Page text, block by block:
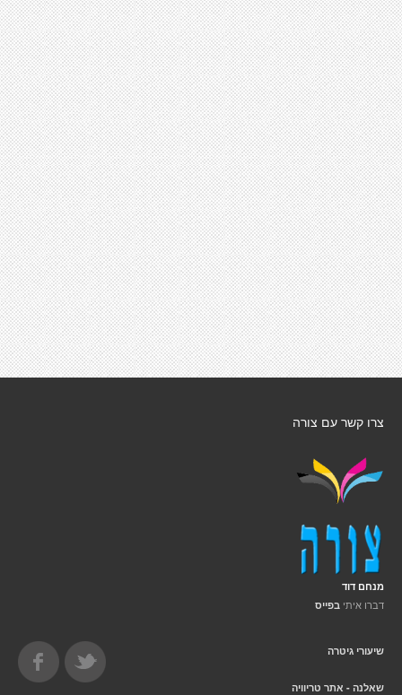
צרו קשר עם צורה
מנחם דוד
דברו איתי בפייס
שיעורי גיטרה
שאלנה - אתר טריוויה